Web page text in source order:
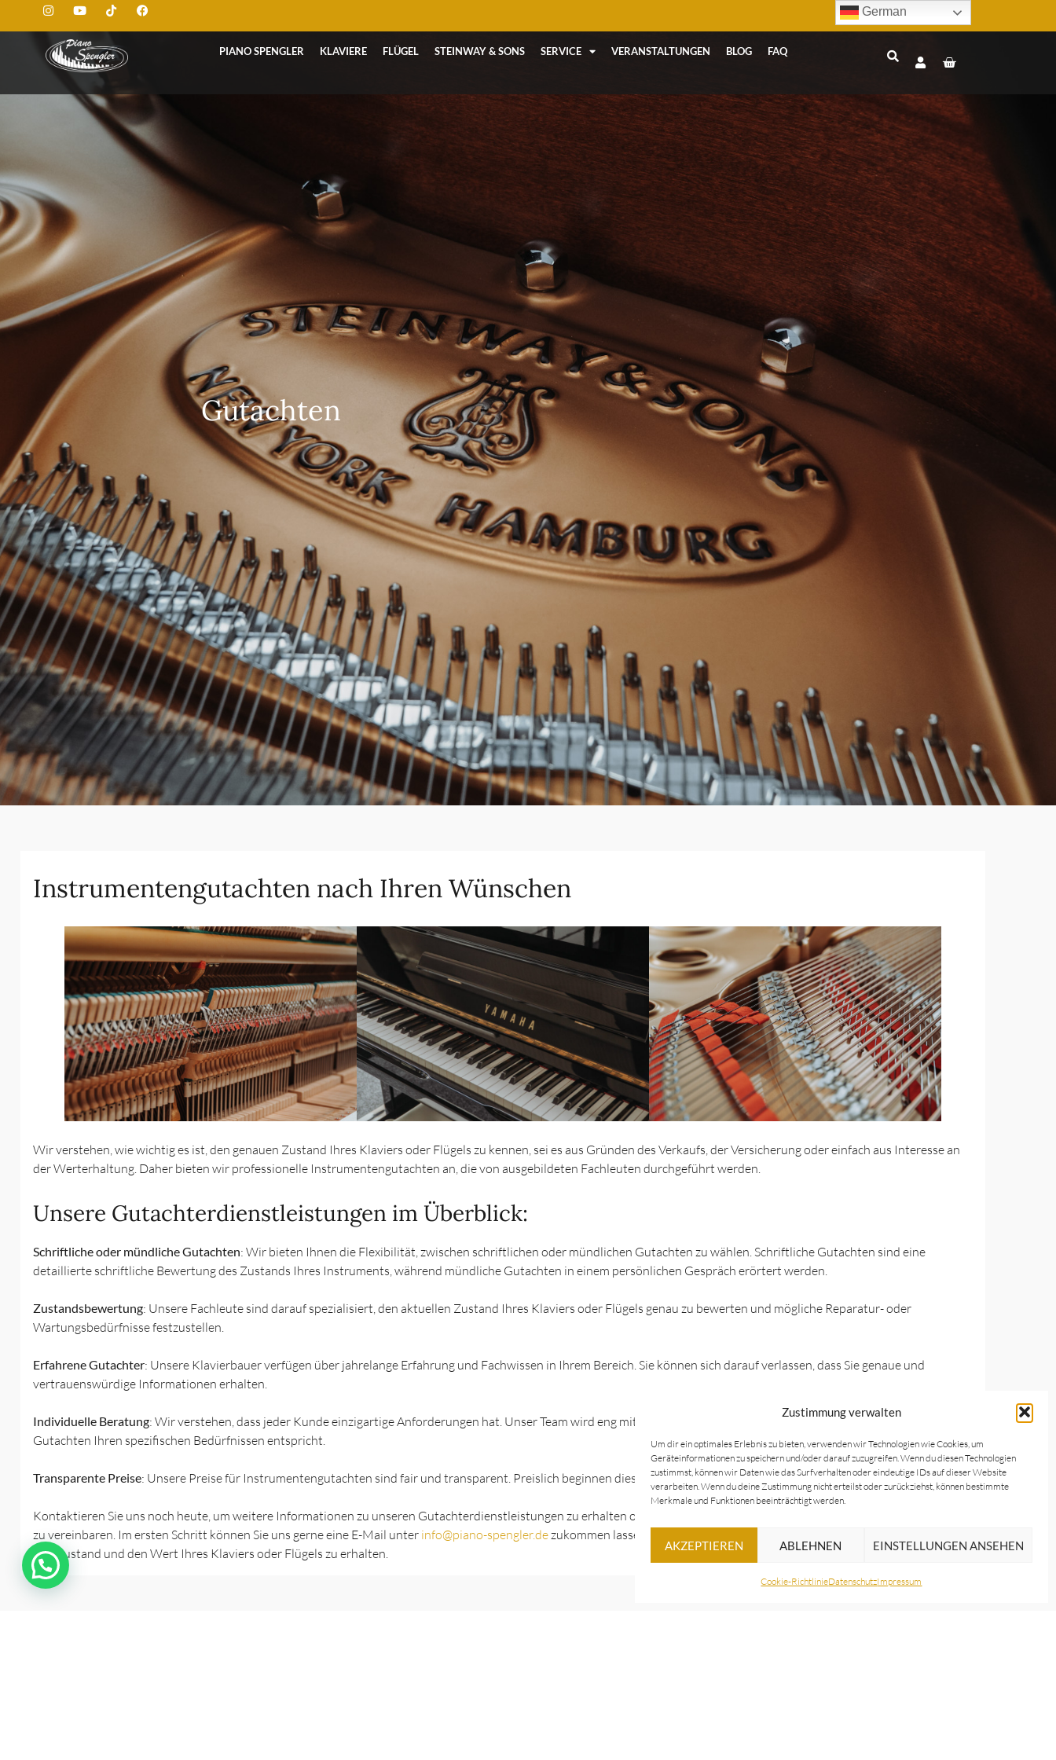
Zustimmung verwalten
Um dir ein optimales Erlebnis zu bieten, verwenden wir Technologien wie Cookies, um
Geräteinformationen zu speichern und/oder darauf zuzugreifen. Wenn du diesen Technologien
zustimmst, können wir Daten wie das Surfverhalten oder eindeutige IDs auf dieser Website
verarbeiten. Wenn du deine Zustimmung nicht erteilst oder zurückziehst, können bestimmte
Merkmale und Funktionen beeinträchtigt werden.
AKZEPTIEREN ABLEHNEN EINSTELLUNGEN ANSEHEN
Cookie-RichtlinieDatenschutzImpressum
PIANO SPENGLER KLAVIERE FLÜGEL STEINWAY & SONS SERVICE VERANSTALTUNGEN BLOG FAQ
Gutachten
Instrumentengutachten nach Ihren Wünschen
Wir verstehen, wie wichtig es ist, den genauen Zustand Ihres Klaviers oder Flügels zu kennen, sei es aus Gründen des Verkaufs, der Versicherung oder einfach aus Interesse an
der Werterhaltung. Daher bieten wir professionelle Instrumentengutachten an, die von ausgebildeten Fachleuten durchgeführt werden.
Unsere Gutachterdienstleistungen im Überblick:
Schriftliche oder mündliche Gutachten: Wir bieten Ihnen die Flexibilität, zwischen schriftlichen oder mündlichen Gutachten zu wählen. Schriftliche Gutachten sind eine
detaillierte schriftliche Bewertung des Zustands Ihres Instruments, während mündliche Gutachten in einem persönlichen Gespräch erörtert werden.
Zustandsbewertung: Unsere Fachleute sind darauf spezialisiert, den aktuellen Zustand Ihres Klaviers oder Flügels genau zu bewerten und mögliche Reparatur- oder
Wartungsbedürfnisse festzustellen.
Erfahrene Gutachter: Unsere Klavierbauer verfügen über jahrelange Erfahrung und Fachwissen in Ihrem Bereich. Sie können sich darauf verlassen, dass Sie genaue und
vertrauenswürdige Informationen erhalten.
Individuelle Beratung: Wir verstehen, dass jeder Kunde einzigartige Anforderungen hat. Unser Team wird eng mit Ihnen zusammenarbeiten, um sicherzustellen, dass das
Gutachten Ihren spezifischen Bedürfnissen entspricht.
Transparente Preise: Unsere Preise für Instrumentengutachten sind fair und transparent. Preislich beginnen diese bei 55 €.
Kontaktieren Sie uns noch heute, um weitere Informationen zu unseren Gutachterdienstleistungen zu erhalten oder um einen Termin für die Begutachtung Ihres Instruments
zu vereinbaren. Im ersten Schritt können Sie uns gerne eine E-Mail unter info@piano-spengler.dezukommen lassen. Verlassen Sie sich auf unsere Expertise, um Klarheit über
den Zustand und den Wert Ihres Klaviers oder Flügels zu erhalten.
German